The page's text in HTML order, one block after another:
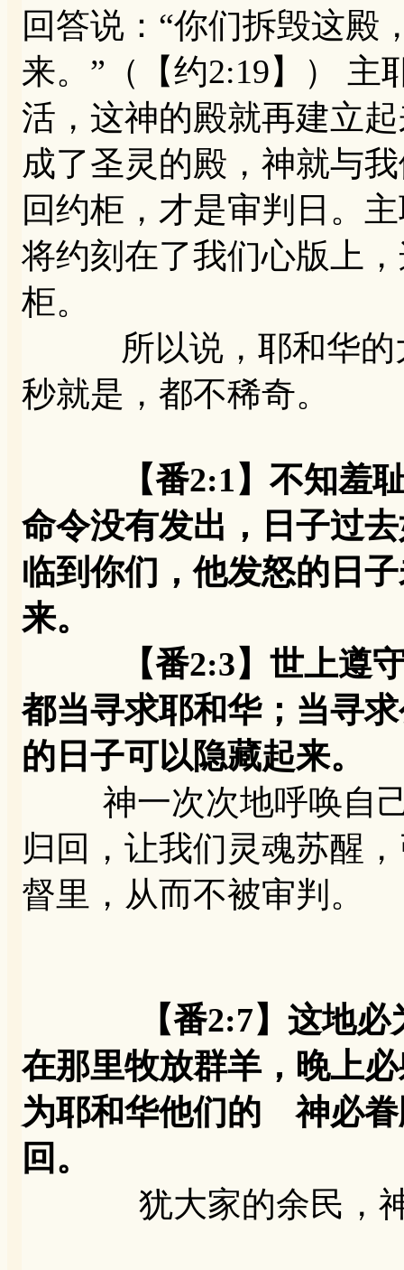
回答说：“你们拆毁这殿
来。”（【约2:19】） 主
活，这神的殿就再建立
成了圣灵的殿，神就与
回约柜，才是审判日。
将约刻在了我们心版上
柜。
所以说，耶和华的大
秒就是，都不稀奇。
【番2:1】不知羞
命令没有发出，日子过
临到你们，他发怒的日
来。
【番2:3】世上遵守
都当寻求耶和华；当寻
的日子可以隐藏起来。
神一次次地呼唤自己
归回，让我们灵魂苏醒
督里，从而不被审判。
【番2:7】这地
在那里牧放群羊，晚上
为耶和华他们的 神必眷
回。
犹大家的余民，神